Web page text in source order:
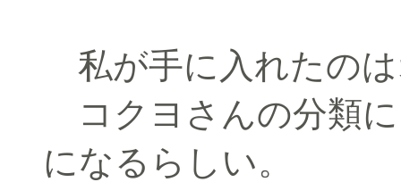
私が手に入れたの
コクヨさんの分類
になるらしい。